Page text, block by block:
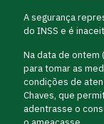
A segurança
do INSS e é
Na data de ontem
para tomar as
condições de
Chaves, que
adentrasse o